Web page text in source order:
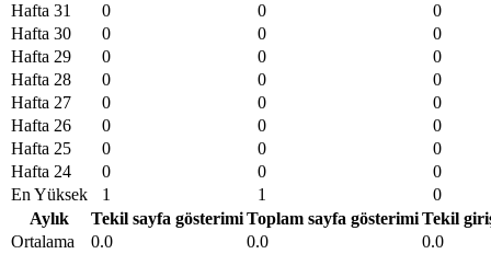
Hafta 31
0 0
0
Hafta 30
0 0
0
Hafta 29
0 0
0
Hafta 28
0 0
0
Hafta 27
0 0
0
Hafta 26
0 0
0
Hafta 25
0 0
0
Hafta 24
0 0
0
En Yüksek
1 1
0
Aylık
Tekil sayfa gösterimiToplam sayfa gösterimiTekil
Ortalama
0.0 0.0
0.0